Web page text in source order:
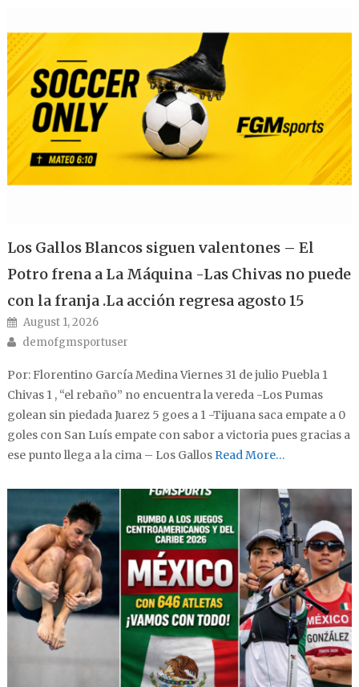
Los Gallos Blancos siguen valentones – El
Potro frena a La Máquina -Las Chivas no puede
con la franja .La acción regresa agosto 15
Posted on
August 1, 2026
Author
demofgmsportuser
Por: Florentino García Medina Viernes 31 de julio Puebla 1
Chivas 1 , “el rebaño” no encuentra la vereda -Los Pumas
golean sin piedada Juarez 5 goes a 1 -Tijuana saca empate a 0
goles con San Luís empate con sabor a victoria pues gracias a
ese punto llega a la cima – Los GallosRead More…